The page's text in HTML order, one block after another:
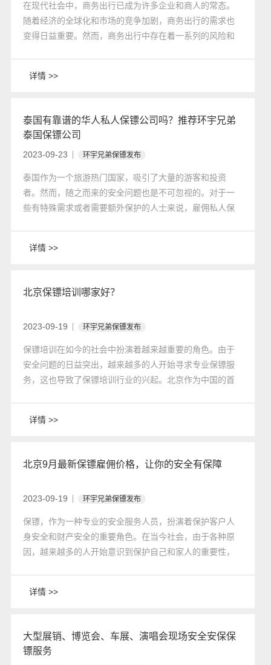
在现代社会中，商务出行已成为许多企业和商人的常态。
随着经济的全球化和市场的竞争加剧，商务出行的需求也
变得日益重要。然而，商务出行中存在着一系列的风险和
详情 >>
泰国有靠谱的华人私人保镖公司吗？推荐环宇兄弟
泰国保镖公司
2023-09-23 环宇兄弟保镖发布
​泰国作为一个旅游热门国家，吸引了大量的游客和投资
者。然而，随之而来的安全问题也是不可忽视的。对于一
些有特殊需求或者需要额外保护的人士来说，雇佣私人保
详情 >>
北京保镖培训哪家好？
2023-09-19 环宇兄弟保镖发布
保镖培训在如今的社会中扮演着越来越重要的角色。由于
安全问题的日益突出，越来越多的人开始寻求专业保镖服
务，这也导致了保镖培训行业的兴起。北京作为中国的首
呢？
详情 >>
北京9月最新保镖雇佣价格，让你的安全有保障
2023-09-19 环宇兄弟保镖发布
保镖，作为一种专业的安全服务人员，扮演着保护客户人
身安全和财产安全的重要角色。在当今社会，由于各种原
因，越来越多的人开始意识到保护自己和家人的重要性，
京9月最新的保镖雇佣价格是多少呢？下面环宇兄弟北京保
详情 >>
大型展销、博览会、车展、演唱会现场安全安保保
镖服务